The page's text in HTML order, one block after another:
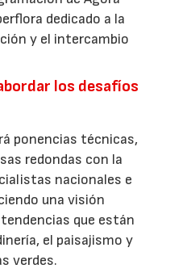
dedicado a la
y el intercambio
los desafíos
ponencias técnicas,
redondas con la
nacionales e
una visión
que están
el paisajismo y
verdes.